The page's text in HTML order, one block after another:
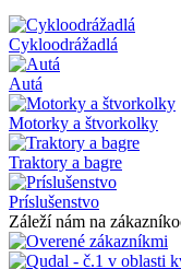
Cykloodrážadlá
Autá
Motorky a štvorkolky
Traktory a bagre
Príslušenstvo
Záleží nám na